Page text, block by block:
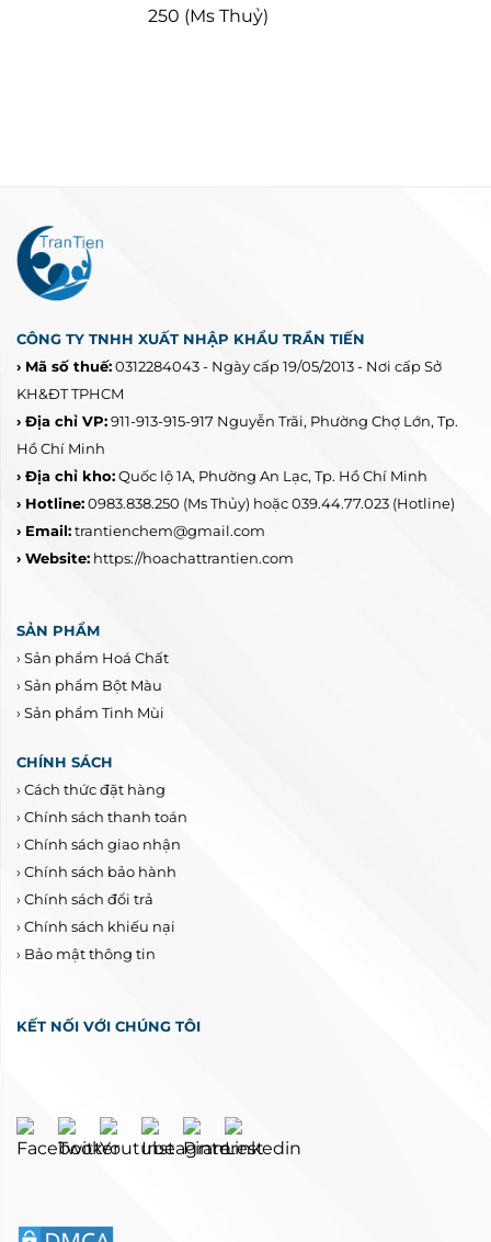
250 (Ms Thuỷ)
CÔNG TY TNHH XUẤT NHẬP KHẨU TRẦN TIẾN
› Mã số thuế:0312284043 - Ngày cấp 19/05/2013 - Nơi cấp Sở
KH&ĐT TPHCM
› Địa chỉ VP:911-913-915-917 Nguyễn Trãi, Phường Chợ Lớn, Tp.
Hồ Chí Minh
› Địa chỉ kho:Quốc lộ 1A, Phường An Lạc, Tp. Hồ Chí Minh
› Hotline: 0983.838.250 (Ms Thủy) hoặc 039.44.77.023(Hotline)
› Email:trantienchem@gmail.com
› Website: https://hoachattrantien.com
SẢN PHẨM
› Sản phẩm Hoá Chất
› Sản phẩm Bột Màu
› Sản phẩm Tinh Mùi
CHÍNH SÁCH
› Cách thức đặt hàng
› Chính sách thanh toán
› Chính sách giao nhận
› Chính sách bảo hành
› Chính sách đổi trả
› Chính sách khiếu nại
› Bảo mật thông tin
KẾT NỐI VỚI CHÚNG TÔI